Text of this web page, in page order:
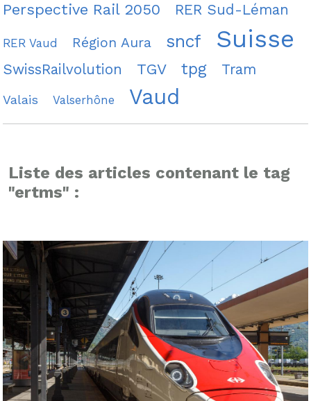
Perspective Rail 2050 RER Sud-Léman
RER Vaud Région Aura sncf Suisse
SwissRailvolution TGV tpg Tram
Valais Valserhône Vaud
Liste des articles contenant le tag
"ertms" :